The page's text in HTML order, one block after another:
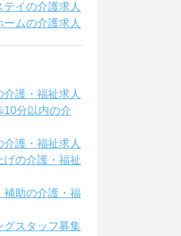
イの介護求人
ムの介護求人
護・福祉求人
10分以内の介
護・福祉求人
げの介護・福祉
補助の介護・福
グスタッフ募集